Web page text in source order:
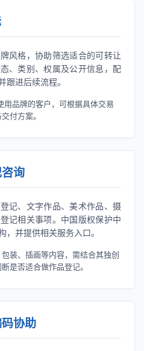
风格，协助筛选适合的可转让
、类别、权属及公开信息，配
跟进后续流程。
用品牌的客户，可根据具体交易
付方案。
询
记、文字作品、美术作品、摄
记相关事项。中国版权保护中
，并提供相关服务入口。
装、插画等内容，需结合其独创
是否适合做作品登记。
协助